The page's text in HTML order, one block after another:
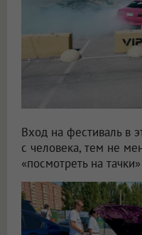
Вход на фестиваль в
с человека, тем не
«посмотреть на